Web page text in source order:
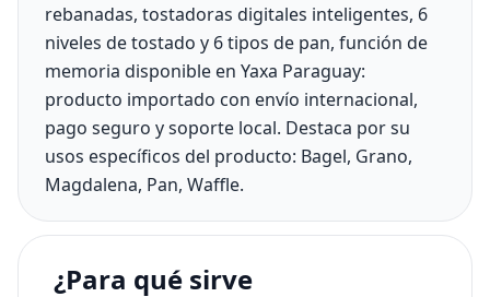
rebanadas, tostadoras digitales inteligentes, 6
niveles de tostado y 6 tipos de pan, función de
memoria disponible en Yaxa Paraguay:
producto importado con envío internacional,
pago seguro y soporte local. Destaca por su
usos específicos del producto: Bagel, Grano,
Magdalena, Pan, Waffle.
¿Para qué sirve